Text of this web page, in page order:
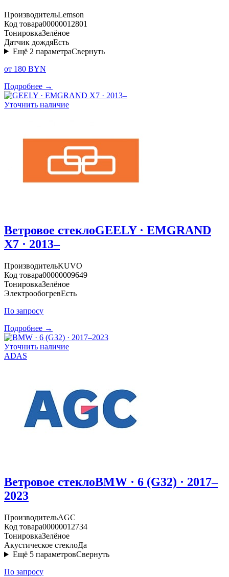
ПроизводительLemson
Код товара00000012801
ТонировкаЗелёное
Датчик дождяЕсть
Ещё 2 параметраСвернуть
от 180 BYN
Подробнее →
Уточнить наличие
Ветровое стеклоGEELY · EMGRAND
X7 · 2013–
ПроизводительKUVO
Код товара00000009649
ТонировкаЗелёное
ЭлектрообогревЕсть
По запросу
Подробнее →
Уточнить наличие
ADAS
Ветровое стеклоBMW · 6 (G32) · 2017–
2023
ПроизводительAGC
Код товара00000012734
ТонировкаЗелёное
Акустическое стеклоДа
Ещё 5 параметровСвернуть
По запросу